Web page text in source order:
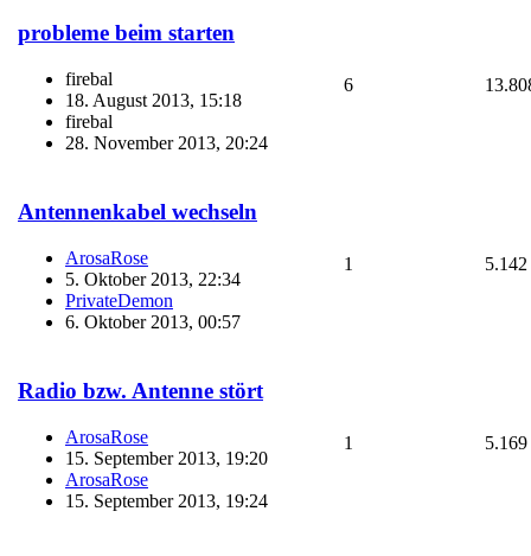
probleme beim starten
firebal
18. August 2013, 15:18
firebal
28. November 2013, 20:24
6
Antennenkabel wechseln
ArosaRose
5. Oktober 2013, 22:34
PrivateDemon
6. Oktober 2013, 00:57
1 5.142
Radio bzw. Antenne stört
ArosaRose
15. September 2013, 19:20
ArosaRose
15. September 2013, 19:24
1 5.169